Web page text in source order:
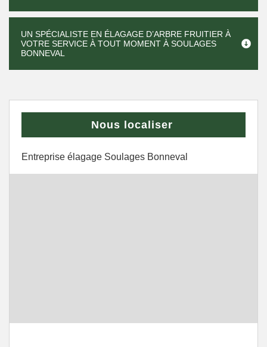
UN SPÉCIALISTE EN ÉLAGAGE D’ARBRE FRUITIER À
VOTRE SERVICE À TOUT MOMENT À SOULAGES
BONNEVAL
Nous localiser
Entreprise élagage Soulages Bonneval